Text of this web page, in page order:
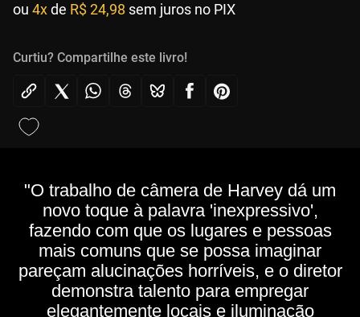
ou 4xde R$ 24,98 sem juros no PIX
Curtiu? Compartilhe este livro!
"O trabalho de câmera de Harvey dá um
novo toque à palavra 'inexpressivo',
fazendo com que os lugares e pessoas
mais comuns que se possa imaginar
pareçam alucinações horríveis, e o diretor
demonstra talento para empregar
elegantemente locais e iluminação